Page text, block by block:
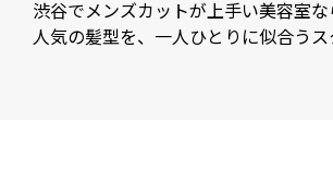
渋谷でメンズカットが上手い美容室な
人気の髪型を、一人ひとりに似合うス